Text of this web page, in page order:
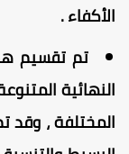
.
تم تقسيم
، وقد